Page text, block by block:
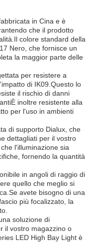
in Cina e è
che il prodotto
colore standard della
Nero, che fornisce un
la maggior parte delle
per resistere a
di IK09.Questo lo
il rischio di danni
inoltre resistente alla
per l'uso in ambienti
di supporto Dialux, che
dettagliati per il vostro
l'illuminazione sia
fornendo la quantità
in angoli di raggio di
quello che meglio si
avete bisogno di una
più focalizzato, la
soluzione di
il vostro magazzino o
LED High Bay Light è